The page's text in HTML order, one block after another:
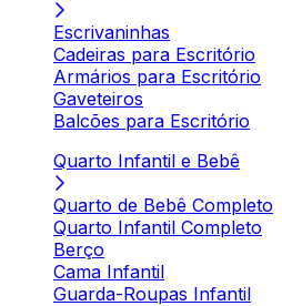
Escrivaninhas
Cadeiras para Escritório
Armários para Escritório
Gaveteiros
Balcões para Escritório
Quarto Infantil e Bebê
Quarto de Bebê Completo
Quarto Infantil Completo
Berço
Cama Infantil
Guarda-Roupas Infantil